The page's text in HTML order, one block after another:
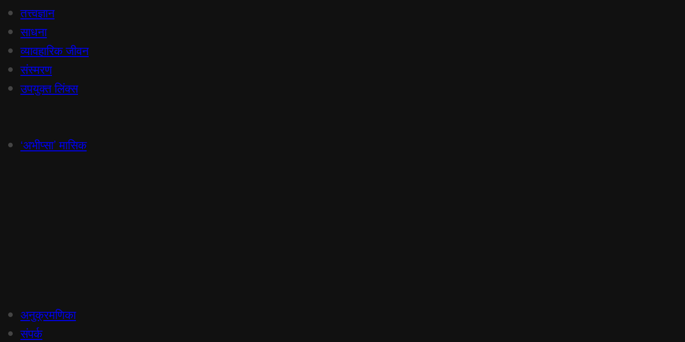
तत्त्वज्ञान
साधना
व्यावहारिक जीवन
संस्मरण
उपयुक्त लिंक्स
‘अभीप्सा’ मासिक
अनुक्रमणिका
संपर्क